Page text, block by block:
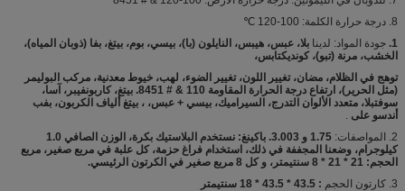
8. درجة حرارة الكلمة: 100-120 ℃
1. جودة المواد: لدينا بلا، عبس، هيبس، النايلون (با)، بيسي، بوم، بيتغ، بفا (ذوبان المياه)،
الخشب، مرنة (تبو)، كونديكتابس،
توهج في الظلام، مضان، تغيير اللون، تغيير الضوء، لهب، خيوط معدنية، مركب البوليمر
(مثل الحرير)، ارتفاع درجة الحرارة المقاومة 110 & # 8451. بيتغ، كاربونفيبر، آسا،
سوفتبلا، متعدد الألوان التدرج، السيراميك، بيسي + عبس، ، بيتغ ألياف الكربون، بفب
أندسو على .
2. المواصفات:
1.75 و 3.003. باكينغ: نستخدم البلاستيك بكرة، الوزن الصافي 1.0
كيلوجرام، وضعنا المجففة في ذلك، استخدام فراغ حزمة، كل علبة في مربع صغير، مربع
الحجم: 21 * 21 * 8 سنتيمتر، و كل 8 مربع صغير في الكرتون الرئيسي.
3. كارتون الحجم
: 43.5 * 43.5 * 18 سنتيمتر